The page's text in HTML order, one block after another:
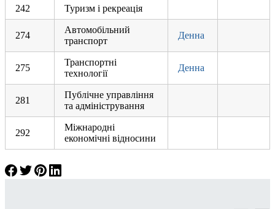
242 Туризм і рекреація
274
Автомобільний
транспорт
Денна
275
Транспортні
технології
Денна
281
Публічне управління
та адміністрування
292
Міжнародні
економічні відносини